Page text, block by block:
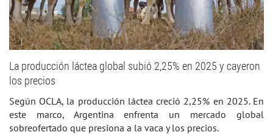
La producción láctea global subió 2,25% en 2025 y cayeron
los precios
Según OCLA, la producción láctea creció 2,25% en 2025. En
este marco, Argentina enfrenta un mercado global
sobreofertado que presiona a la vaca y los precios.